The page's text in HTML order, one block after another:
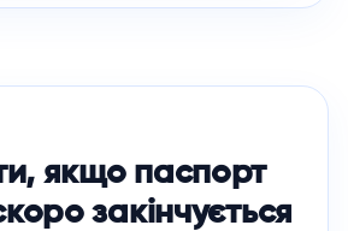
якщо паспорт
закінчується